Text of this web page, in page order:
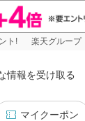
ト! 楽天グループ
情報を受け取る
マイクーポン